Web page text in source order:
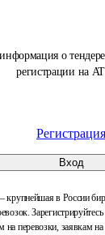
о
регистрации на
Регистрация
Вход
в России
на перевозки, заявкам